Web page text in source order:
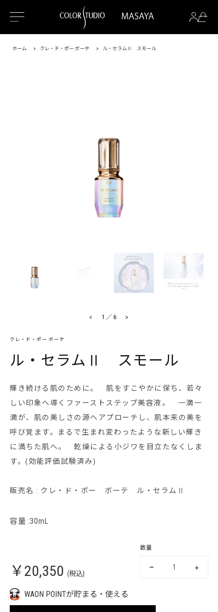
ホーム クレ・ド・ポー ボーテ ル・セラムⅡ スモール
< >
1 ／ 6
クレ・ド・ポー ボーテ
ル・セラムⅡ スモール
輝き続ける肌のために。 肌をすこやかに保ち、若々
しい印象へ導くファーストステップ美容液。 一滴一
滴が、肌の美しさの源へアプローチし、肌本来の美を
呼び覚ます。まるで生まれ変わったような新しい輝き
に満ちた肌へ。 乾燥による小ジワを目立たなくしま
す。(効能評価試験済み)
販売名 : クレ・ド・ポー ボーテ ル・セラムⅡ
容量 :30mL
￥20,350 (税込)
数量
WAON POINTが貯まる・使える